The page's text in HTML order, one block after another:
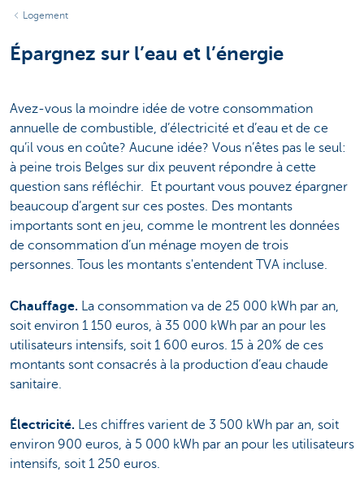
Logement
Épargnez sur l’eau et l’énergie
Avez-vous la moindre idée de votre consommation
annuelle de combustible, d’électricité et d’eau et de ce
qu’il vous en coûte? Aucune idée? Vous n’êtes pas le seul:
à peine trois Belges sur dix peuvent répondre à cette
question sans réfléchir. Et pourtant vous pouvez épargner
beaucoup d’argent sur ces postes. Des montants
importants sont en jeu, comme le montrent les données
de consommation d’un ménage moyen de trois
personnes. Tous les montants s'entendent TVA incluse.
Chauffage.
La consommation va de 25 000 kWh par an,
soit environ 1 150 euros, à 35 000 kWh par an pour les
utilisateurs intensifs, soit 1 600 euros. 15 à 20% de ces
montants sont consacrés à la production d’eau chaude
sanitaire.
Électricité. Les chiffres varient de 3 500 kWh par an, soit
environ 900 euros, à 5 000 kWh par an pour les utilisateurs
intensifs, soit 1 250 euros.